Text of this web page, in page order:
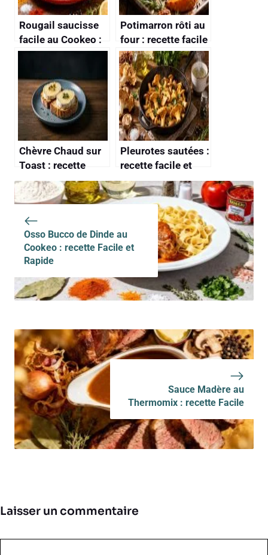
Rougail saucisse
facile au Cookeo :
recette rapide et
Potimarron rôti au
four : recette facile
et savoureuse
Chèvre Chaud sur
Toast : recette
Facile et
Savoureuse
Pleurotes sautées :
recette facile et
savoureuse
Osso Bucco de Dinde au
Cookeo : recette Facile et
Rapide
Sauce Madère au
Thermomix : recette Facile
Laisser un commentaire